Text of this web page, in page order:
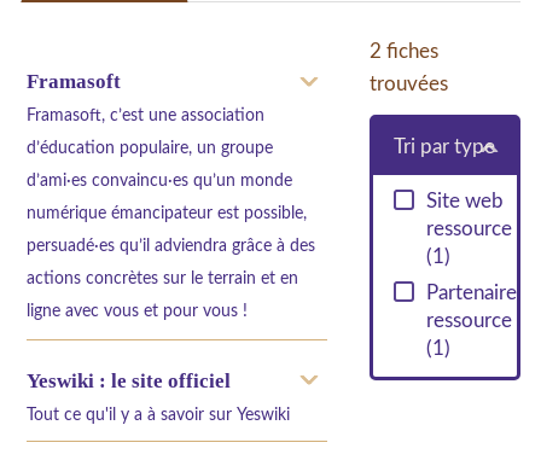
2 fiches
trouvées
Tri par type
Site web
ressource
(1)
Partenaire
ressource
(1)
Framasoft
Framasoft, c’est une association
d’éducation populaire, un groupe
d’ami·es convaincu·es qu’un monde
numérique émancipateur est possible,
persuadé·es qu’il adviendra grâce à des
actions concrètes sur le terrain et en
ligne avec vous et pour vous !
Yeswiki : le site officiel
Tout ce qu'il y a à savoir sur Yeswiki